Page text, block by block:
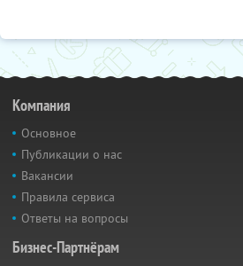
Компания
Основное
Публикации о нас
Вакансии
Правила сервиса
Ответы на вопросы
Бизнес-Партнёрам